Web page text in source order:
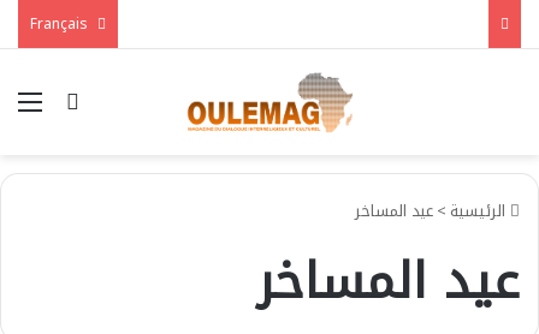
بحث
الرئيسية >عيد المساخر
عيد المساخر